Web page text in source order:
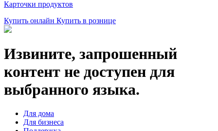
Карточки продуктов
Купить онлайн Купить в рознице
Извините, запрошенный
контент не доступен для
выбранного языка.
Для дома
Для бизнеса